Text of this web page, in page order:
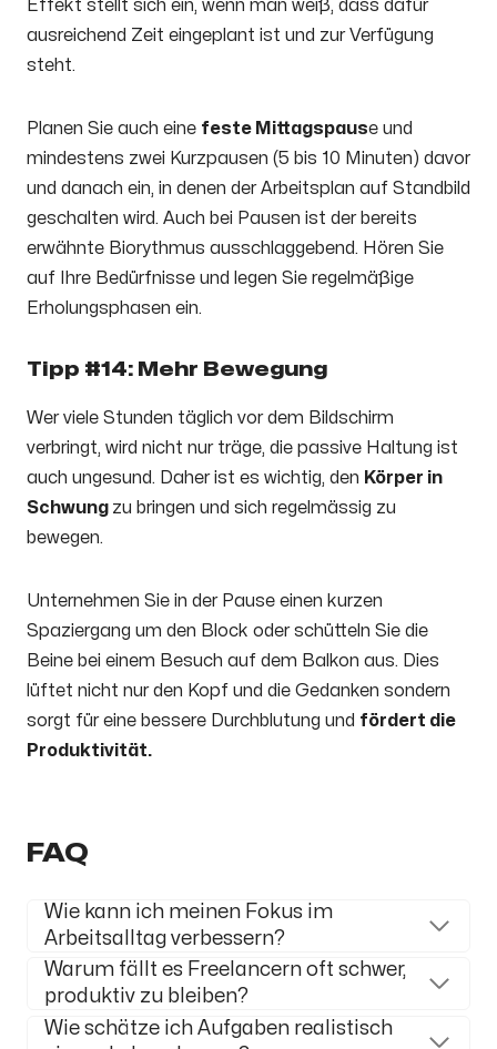
Effekt stellt sich ein, wenn man weiß, dass dafür
ausreichend Zeit eingeplant ist und zur Verfügung
steht.
Planen Sie auch eine feste Mittagspause und
mindestens zwei Kurzpausen (5 bis 10 Minuten) davor
und danach ein, in denen der Arbeitsplan auf Standbild
geschalten wird. Auch bei Pausen ist der bereits
erwähnte Biorythmus ausschlaggebend. Hören Sie
auf Ihre Bedürfnisse und legen Sie regelmäßige
Erholungsphasen ein.
Tipp #14: Mehr Bewegung
Wer viele Stunden täglich vor dem Bildschirm
verbringt, wird nicht nur träge, die passive Haltung ist
auch ungesund. Daher ist es wichtig, den Körper in
Schwung zu bringen und sich regelmässig zu
bewegen.
Unternehmen Sie in der Pause einen kurzen
Spaziergang um den Block oder schütteln Sie die
Beine bei einem Besuch auf dem Balkon aus. Dies
lüftet nicht nur den Kopf und die Gedanken sondern
sorgt für eine bessere Durchblutung und fördert die
Produktivität.
FAQ
Wie kann ich meinen Fokus im
Arbeitsalltag verbessern?
Warum fällt es Freelancern oft schwer,
produktiv zu bleiben?
Wie schätze ich Aufgaben realistisch